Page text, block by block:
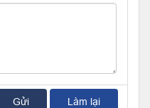
Gửi Làm lại